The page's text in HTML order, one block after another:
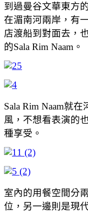
到過曼谷文華東方
在湄南河兩岸，有
店渡船到對面去，
的Sala Rim Naam。
Sala Rim Naam就
風，不想看表演的
種享受。
室內的用餐空間分
位，另一邊則是現